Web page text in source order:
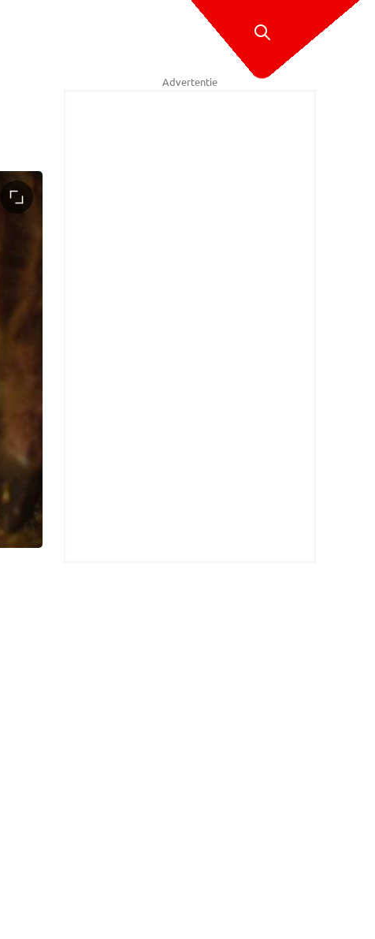
Advertentie